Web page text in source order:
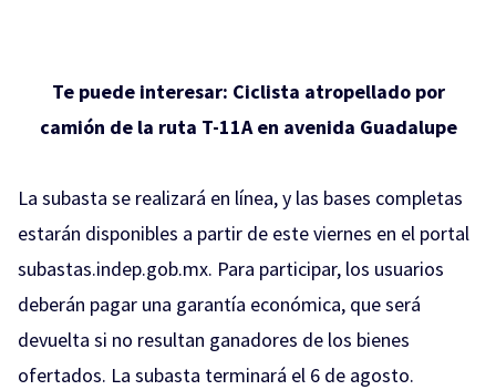
Te puede interesar: Ciclista atropellado por
camión de la ruta T-11A en avenida Guadalupe
La subasta se realizará en línea, y las bases completas
estarán disponibles a partir de este viernes en el portal
subastas.indep.gob.mx. Para participar, los usuarios
deberán pagar una garantía económica, que será
devuelta si no resultan ganadores de los bienes
ofertados. La subasta terminará el 6 de agosto.